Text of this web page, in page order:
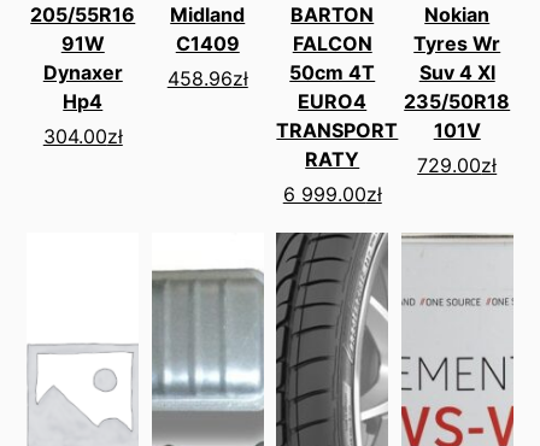
205/55R16
91W
Dynaxer
Hp4
304.00zł
Midland
C1409
458.96zł
BARTON
FALCON
50cm 4T
EURO4
TRANSPORT
RATY
6 999.00zł
Nokian
Tyres Wr
Suv 4 Xl
235/50R18
101V
729.00zł